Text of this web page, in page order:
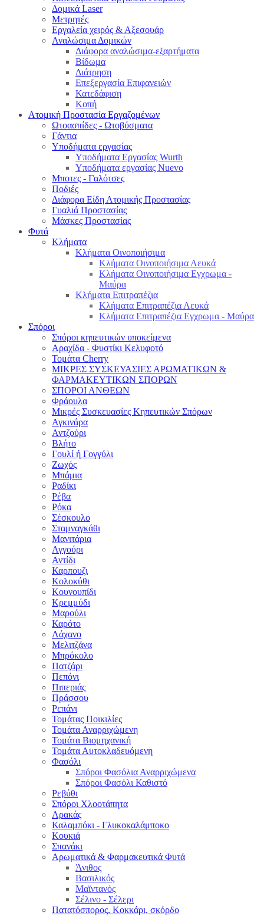
Δομικά Laser
Μετρητές
Εργαλεία χειρός & Αξεσουάρ
Αναλώσιμα Δομικών
Διάφορα αναλώσιμα-εξαρτήματα
Βίδωμα
Διάτρηση
Επεξεργασία Επιφανειών
Κατεδάφιση
Κοπή
Ατομική Προστασία Εργαζομένων
Ωτοασπίδες - Ωτοβύσματα
Γάντια
Υποδήματα εργασίας
Υποδήματα Εργασίας Wurth
Υποδήματα εργασίας Nuevo
Μποτες - Γαλότσες
Ποδιές
Διάφορα Είδη Ατομικής Προστασίας
Γυαλιά Προστασίας
Μάσκες Προστασίας
Φυτά
Κλήματα
Κλήματα Οινοποιήσιμα
Κλήματα Οινοποιήσιμα Λευκά
Κλήματα Οινοποιήσιμα Εγχρωμα -
Μαύρα
Κλήματα Επιτραπέζια
Κλήματα Επιτραπέζια Λευκά
Κλήματα Επιτραπέζια Εγχρωμα - Μαύρα
Σπόροι
Σπόροι κηπευτικών υποκείμενα
Αραχίδα - Φυστίκι Κελυφοτό
Τομάτα Cherry
ΜΙΚΡΕΣ ΣΥΣΚΕΥΑΣΙΕΣ ΑΡΩΜΑΤΙΚΩΝ &
ΦΑΡΜΑΚΕΥΤΙΚΩΝ ΣΠΟΡΩΝ
ΣΠΟΡΟΙ ΑΝΘΕΩΝ
Φράουλα
Μικρές Συσκευασίες Κηπευτικών Σπόρων
Αγκινάρα
Αντζούρι
Βλήτο
Γουλί ή Γογγύλι
Ζωχός
Μπάμια
Ραδίκι
Ρέβα
Ρόκα
Σέσκουλο
Σταμναγκάθι
Μανιτάρια
Αγγούρι
Αντίδι
Καρπουζι
Κολοκύθι
Κουνουπίδι
Κρεμμύδι
Μαρούλι
Καρότο
Λάχανο
Μελιτζάνα
Μπρόκολο
Πατζάρι
Πεπόνι
Πιπεριάς
Πράσσου
Ρεπάνι
Τομάτας Ποικιλίες
Τομάτα Αναρριχώμενη
Τομάτα Βιομηχανική
Τομάτα Αυτοκλαδευόμενη
Φασόλι
Σπόροι Φασόλια Αναρριχώμενα
Σπόροι Φασόλι Καθιστό
Ρεβύθι
Σπόροι Χλοοτάπητα
Αρακάς
Καλαμπόκι - Γλυκοκαλάμποκο
Κουκιά
Σπανάκι
Αρωματικά & Φαρμακευτικά Φυτά
Άνιθος
Βασιλικός
Μαϊντανός
Σέλινο - Σέλερι
Πατατόσπορος, Κοκκάρι, σκόρδο